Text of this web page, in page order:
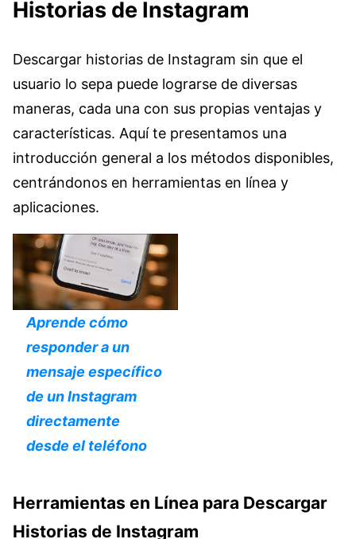
Historias de Instagram
Descargar historias de Instagram sin que el
usuario lo sepa puede lograrse de diversas
maneras, cada una con sus propias ventajas y
características. Aquí te presentamos una
introducción general a los métodos disponibles,
centrándonos en herramientas en línea y
aplicaciones.
Aprende cómo
responder a un
mensaje específico
de un Instagram
directamente
desde el teléfono
Herramientas en Línea para Descargar
Historias de Instagram